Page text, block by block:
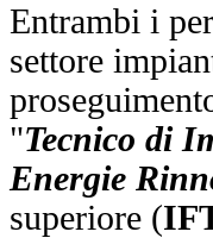
Entrambi i
settore
"Tecnico di
Energie
superiore (